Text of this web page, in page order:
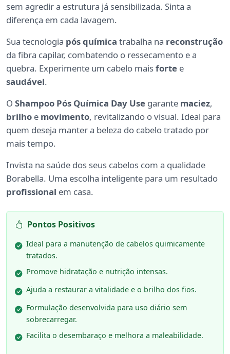
sem agredir a estrutura já sensibilizada. Sinta a
diferença em cada lavagem.
Sua tecnologia pós química trabalha na reconstrução
da fibra capilar, combatendo o ressecamento e a
quebra. Experimente um cabelo maisforte e
saudável.
O Shampoo Pós Química Day Use garante maciez,
brilho e movimento, revitalizando o visual. Ideal para
quem deseja manter a beleza do cabelo tratado por
mais tempo.
Invista na saúde dos seus cabelos com a qualidade
Borabella. Uma escolha inteligente para um resultado
profissional em casa.
Pontos Positivos
Ideal para a manutenção de cabelos quimicamente
tratados.
Promove hidratação e nutrição intensas.
Ajuda a restaurar a vitalidade e o brilho dos fios.
Formulação desenvolvida para uso diário sem
sobrecarregar.
Facilita o desembaraço e melhora a maleabilidade.